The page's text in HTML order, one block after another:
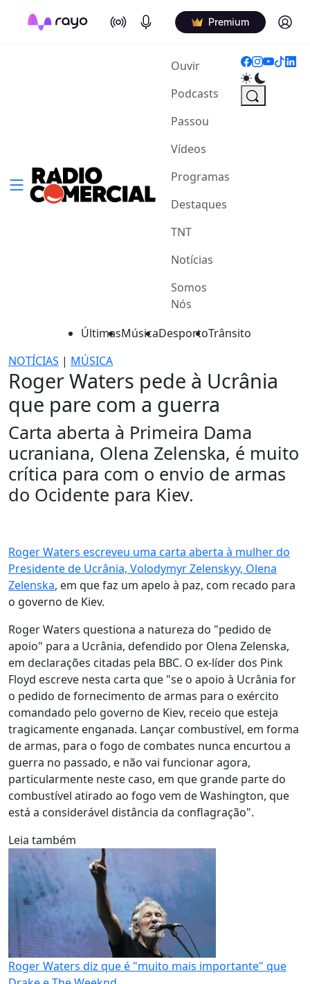
On Air Podcasts Premium Log in
Ouvir(current)
Podcasts
Passou
Vídeos
Programas
Destaques
TNT
Notícias
Somos
Nós
ÚltimasMúsicaDesportoTrânsito
NOTÍCIAS | MÚSICA
Roger Waters pede à Ucrânia
que pare com a guerra
Carta aberta à Primeira Dama
ucraniana, Olena Zelenska, é muito
crítica para com o envio de armas
do Ocidente para Kiev.
Roger Waters escreveu uma carta aberta à mulher do
Presidente de Ucrânia, Volodymyr Zelenskyy, Olena
Zelenska, em que faz um apelo à paz, com recado para
o governo de Kiev.
Roger Waters questiona a natureza do "pedido de
apoio" para a Ucrânia, defendido por Olena Zelenska,
em declarações citadas pela BBC. O ex-líder dos Pink
Floyd escreve nesta carta que "se o apoio à Ucrânia for
o pedido de fornecimento de armas para o exército
comandado pelo governo de Kiev, receio que esteja
tragicamente enganada. Lançar combustível, em forma
de armas, para o fogo de combates nunca encurtou a
guerra no passado, e não vai funcionar agora,
particularmente neste caso, em que grande parte do
combustível atirado ao fogo vem de Washington, que
está a considerável distância da conflagração".
Leia também
Roger Waters diz que é "muito mais importante" que